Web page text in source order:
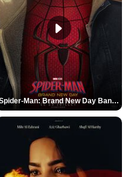
Spider-Man: Brand New Day Bande-annonce VO STFR